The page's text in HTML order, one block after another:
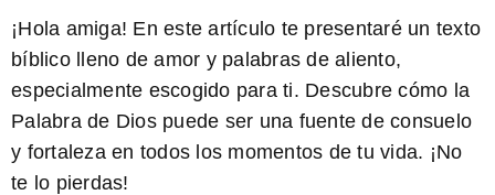
¡Hola amiga! En este artículo te presentaré un texto
bíblicolleno de amor y palabras de aliento,
especialmente escogido para ti. Descubre cómo la
Palabra de Dios puede ser una fuente de consuelo
y fortaleza en todos los momentos de tu vida. ¡No
te lo pierdas!